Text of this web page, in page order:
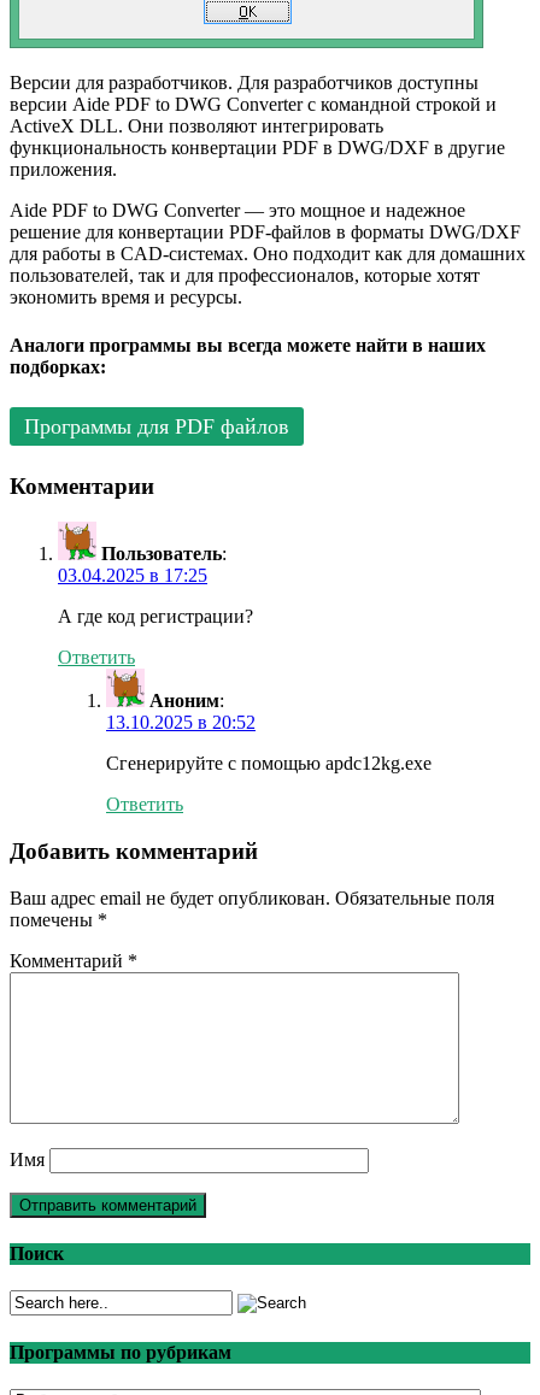
Версии для разработчиков. Для разработчиков доступны
версии Aide PDF to DWG Converter с командной строкой и
ActiveX DLL. Они позволяют интегрировать
функциональность конвертации PDF в DWG/DXF в другие
приложения.
Aide PDF to DWG Converter — это мощное и надежное
решение для конвертации PDF-файлов в форматы DWG/DXF
для работы в CAD-системах. Оно подходит как для домашних
пользователей, так и для профессионалов, которые хотят
экономить время и ресурсы.
Аналоги программы вы всегда можете найти в наших
подборках:
Программы для PDF файлов
Комментарии
Пользователь:
03.04.2025 в 17:25
А где код регистрации?
Ответить
Аноним:
13.10.2025 в 20:52
Сгенерируйте с помощью apdc12kg.exe
Ответить
Добавить комментарий
Ваш адрес email не будет опубликован. Обязательные поля
помечены *
Комментарий *
Имя
Поиск
Программы по рубрикам